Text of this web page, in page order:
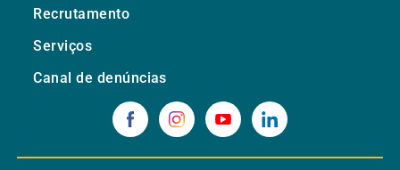
Recrutamento
Serviços
Canal de denúncias